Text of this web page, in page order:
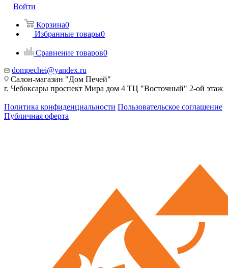
Войти
Корзина0
Избранные товары0
Сравнение товаров0
dompechei@yandex.ru
Салон-магазин "Дом Печей"
г. Чебоксары проспект Мира дом 4 ТЦ "Восточный" 2-ой этаж
Политика конфиденциальности Пользовательское соглашение
Публичная оферта